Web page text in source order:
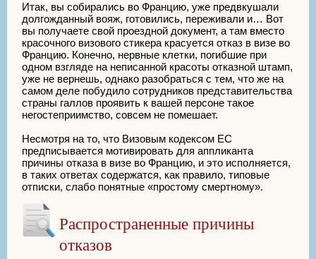
Итак, вы собирались во Францию, уже предвкушали
долгожданный вояж, готовились, переживали и… Вот
вы получаете свой проездной документ, а там вместо
красочного визового стикера красуется отказ в визе во
Францию. Конечно, нервные клетки, погибшие при
одном взгляде на неписанной красоты отказной штамп,
уже не вернешь, однако разобраться с тем, что же на
самом деле побудило сотрудников представительства
страны галлов проявить к вашей персоне такое
негостеприимство, совсем не помешает.
Несмотря на то, что Визовым кодексом ЕС
предписывается мотивировать для аппликанта
причины отказа в визе во Францию, и это исполняется,
в таких ответах содержатся, как правило, типовые
отписки, слабо понятные «простому смертному».
Распространенные причины
отказов